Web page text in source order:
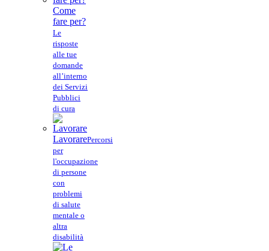
Come
fare per?
Le
risposte
alle tue
domande
all’interno
dei Servizi
Pubblici
di cura
LavorarePercorsi
per
l'occupazione
di persone
con
problemi
di salute
mentale o
altra
disabilità